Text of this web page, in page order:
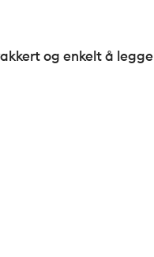
og enkelt å legge